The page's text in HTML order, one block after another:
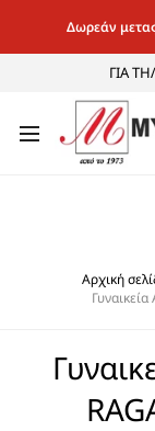
Δωρεάν
ΓΙΑ
Αρχική